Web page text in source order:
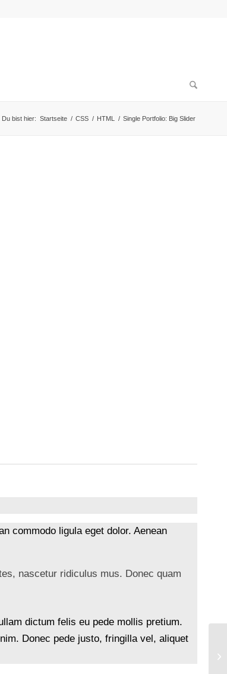
Du bist hier: Startseite / CSS / HTML / Single Portfolio: Big Slider
commodo ligula eget dolor. Aenean
nascetur ridiculus mus. Donec quam
dictum felis eu pede mollis pretium.
Donec pede justo, fringilla vel, aliquet